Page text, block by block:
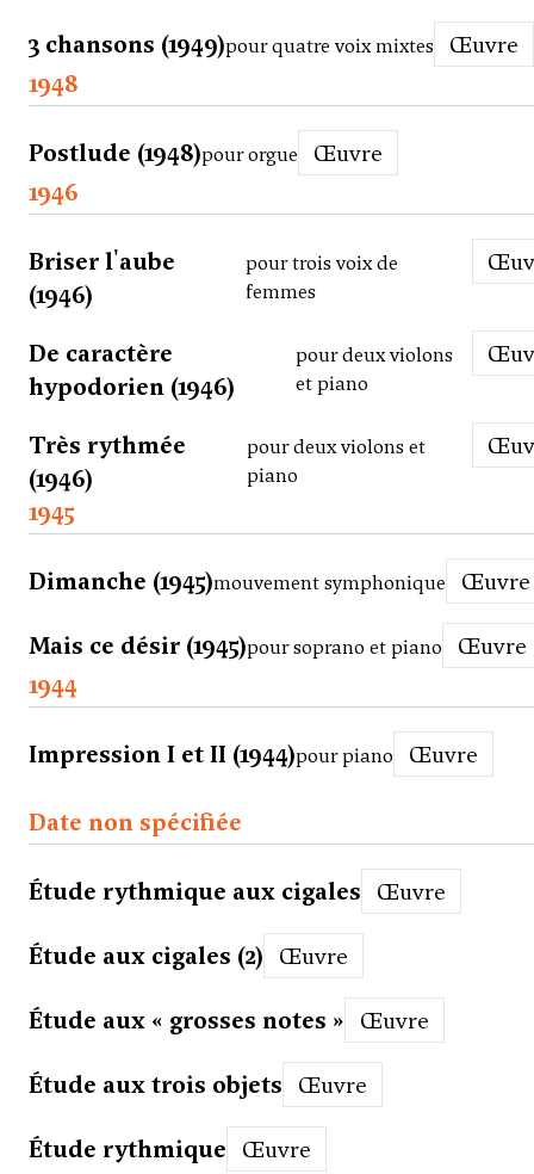
3 chansons (1949)pour quatre voix mixtes
Œuvre
1948
Postlude (1948)pour orgue
Œuvre
1946
Briser l'aube
(1946)
pour trois voix de
femmes
De caractère
hypodorien (1946)
pour deux violons
et piano
Très rythmée
(1946)
pour deux violons et
piano
1945
Dimanche (1945)mouvement symphonique Œuvre
Mais ce désir (1945)pour soprano et piano
Œuvre
1944
Impression I et II (1944)pour piano Œuvre
Date non spécifiée
Étude rythmique aux cigales Œuvre
Étude aux cigales (2) Œuvre
Étude aux « grosses notes » Œuvre
Étude aux trois objets Œuvre
Étude rythmique Œuvre